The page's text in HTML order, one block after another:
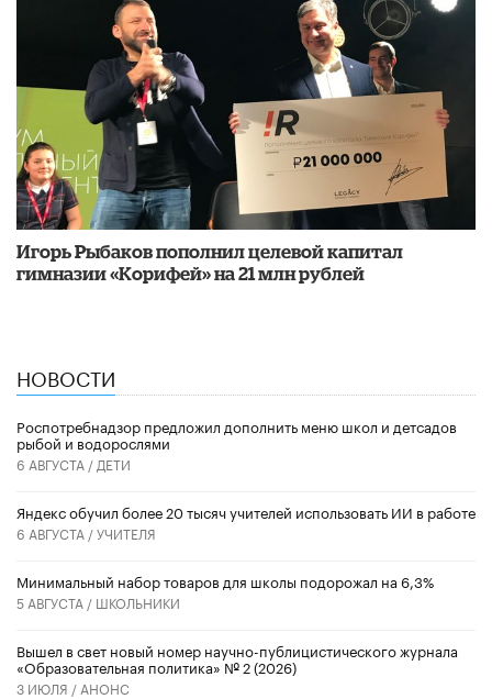
Игорь Рыбаков пополнил целевой капитал
гимназии «Корифей» на 21 млн рублей
НОВОСТИ
Роспотребнадзор предложил дополнить меню школ и детсадов
рыбой и водорослями
6 АВГУСТА / ДЕТИ
​Яндекс обучил более 20 тысяч учителей использовать ИИ в работе
6 АВГУСТА /УЧИТЕЛЯ
Минимальный набор товаров для школы подорожал на 6,3%
5 АВГУСТА / ШКОЛЬНИКИ
Вышел в свет новый номер научно-публицистического журнала
«Образовательная политика» № 2 (2026)
3 ИЮЛЯ / АНОНС